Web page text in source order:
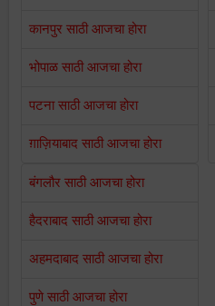
कानपुर साठी आजचा होरा
भोपाळ साठी आजचा होरा
पटना साठी आजचा होरा
ग़ाज़ियाबाद साठी आजचा होरा
बंगलौर साठी आजचा होरा
हैदराबाद साठी आजचा होरा
अहमदाबाद साठी आजचा होरा
पुणे साठी आजचा होरा